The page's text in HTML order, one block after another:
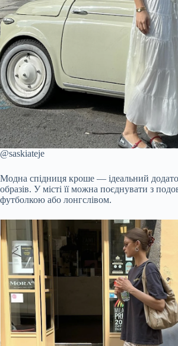
@saskiateje
Модна спідниця кроше — ідеальний
образів. У місті її можна поєднувати з
футболкою або лонгслівом.